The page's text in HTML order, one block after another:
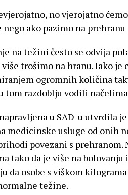
no vjerojatno
ako pazimo na
na težini često se odvija
više trošimo na hranu. Iako
ogromnih količina
tom razdoblju vodili
u SAD-u utvrdila
medicinske usluge od onih
povezani s prehranom.
tako da je više na
da osobe s viškom
težine.